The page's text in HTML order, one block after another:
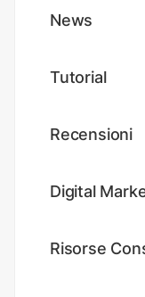
News
Tutorial
Recensioni
Digital
Risorse